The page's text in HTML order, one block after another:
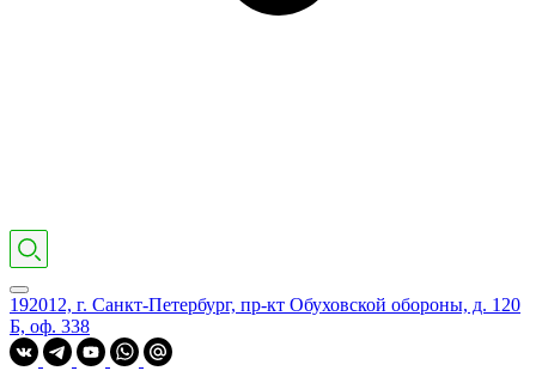
192012, г. Санкт-Петербург, пр-кт Обуховской обороны, д. 120
Б, оф. 338